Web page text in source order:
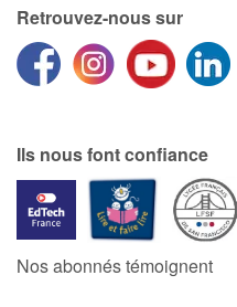
Retrouvez-nous sur
Ils nous font confiance
Nos abonnés témoignent